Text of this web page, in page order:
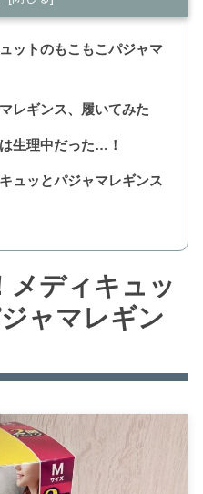
ットのもこもこパジャマ
レギンス、履いてみた
生理中だった…！
ュッとパジャマレギンス
メディキュッ
ャマレギン